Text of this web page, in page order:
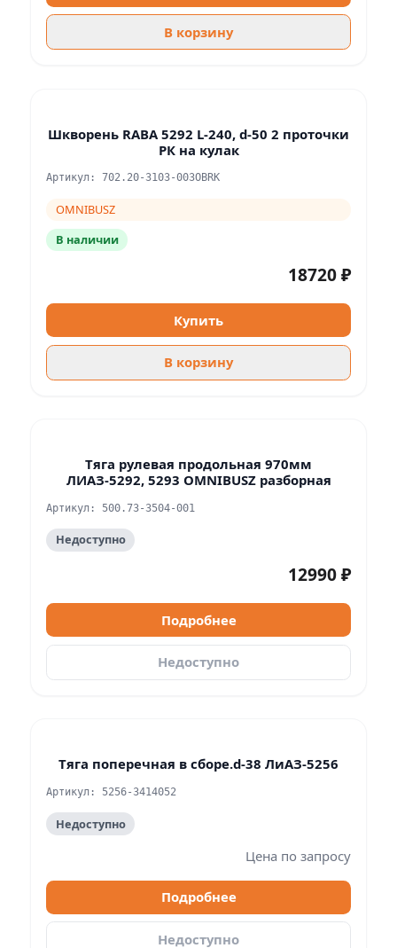
В корзину
Шкворень RABA 5292 L-240, d-50 2 проточки
РК на кулак
Артикул: 702.20-3103-003OBRK
OMNIBUSZ
В наличии
18720 ₽
Купить
В корзину
Тяга рулевая продольная 970мм
ЛИАЗ-5292, 5293 OMNIBUSZ разборная
Артикул: 500.73-3504-001
Недоступно
12990 ₽
Подробнее
Недоступно
Тяга поперечная в сборе.d-38 ЛиАЗ-5256
Артикул: 5256-3414052
Недоступно
Цена по запросу
Подробнее
Недоступно